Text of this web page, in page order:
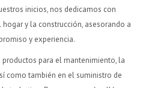
inicios, nos dedicamos con
y la construcción, asesorando a
y experiencia.
para el mantenimiento, la
como también en el suministro de